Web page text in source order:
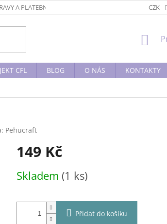
A PLATEBNÍ PODMÍNKY OBCHODNÍ CZK
CFL BLOG O NÁS
KONTAKTY
Pehucraft
149 Kč
cena:
Skladem (1 ks)
Přidat do košíku